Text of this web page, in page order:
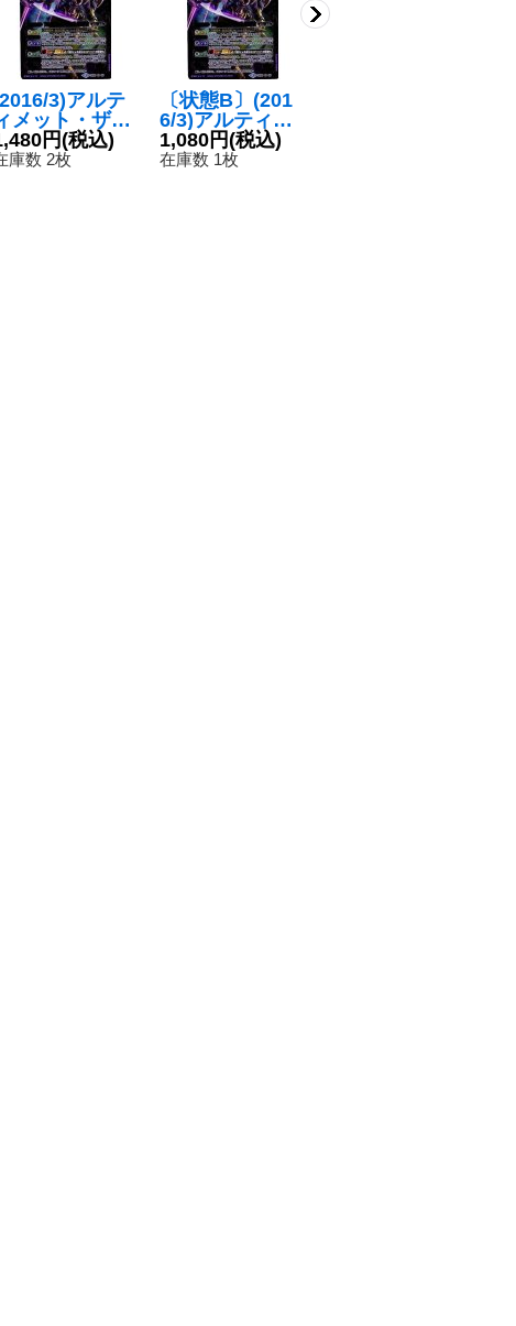
3)アルテ
メット・ザン
・ミリオン(イ
スト違い/BS
円(税込)
庫数 2枚
〔状態B〕(201
6/3)アルティメ
ット・ザンデ・
ミリオン(イラス
1,080円(税込)
在庫数 1枚